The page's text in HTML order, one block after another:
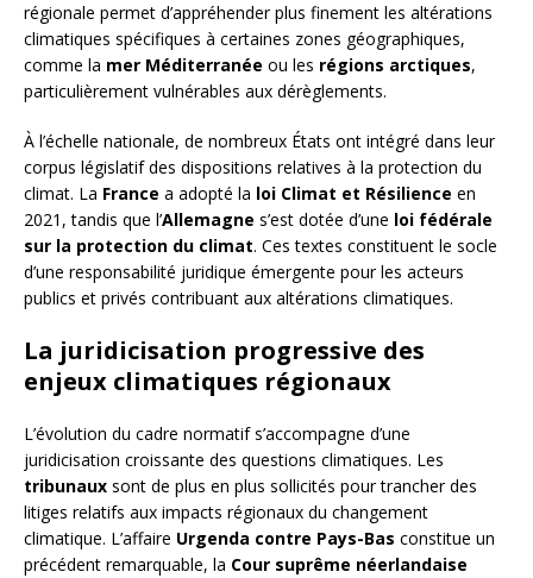
régionale permet d’appréhender plus finement les altérations
climatiques spécifiques à certaines zones géographiques,
comme la mer Méditerranée ou les régions arctiques,
particulièrement vulnérables aux dérèglements.
À l’échelle nationale, de nombreux États ont intégré dans leur
corpus législatif des dispositions relatives à la protection du
climat. La France a adopté la loi Climat et Résilience en
2021, tandis que l’Allemagne s’est dotée d’une loi fédérale
sur la protection du climat. Ces textes constituent le socle
d’une responsabilité juridique émergente pour les acteurs
publics et privés contribuant aux altérations climatiques.
La juridicisation progressive des
enjeux climatiques régionaux
L’évolution du cadre normatif s’accompagne d’une
juridicisation croissante des questions climatiques. Les
tribunaux sont de plus en plus sollicités pour trancher des
litiges relatifs aux impacts régionaux du changement
climatique. L’affaire Urgenda contre Pays-Bas constitue un
précédent remarquable, la Cour suprême néerlandaise